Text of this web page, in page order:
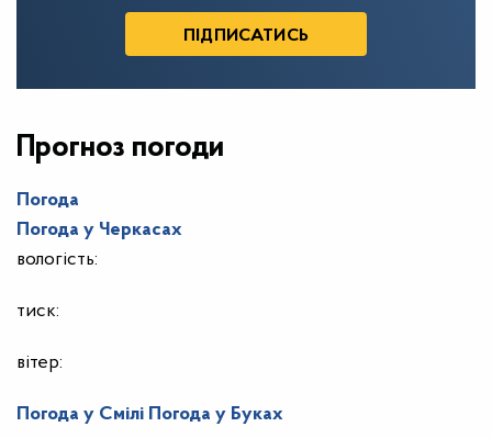
Прогноз погоди
Погода
Погода у Черкасах
вологість:
тиск:
вітер:
Погода у Смілі Погода у Буках